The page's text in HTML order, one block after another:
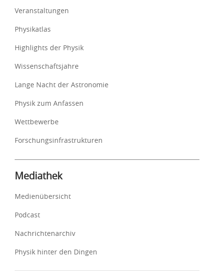
Veranstaltungen
Physikatlas
Highlights der Physik
Wissenschaftsjahre
Lange Nacht der Astronomie
Physik zum Anfassen
Wettbewerbe
Forschungsinfrastrukturen
Mediathek
Medienübersicht
Podcast
Nachrichtenarchiv
Physik hinter den Dingen